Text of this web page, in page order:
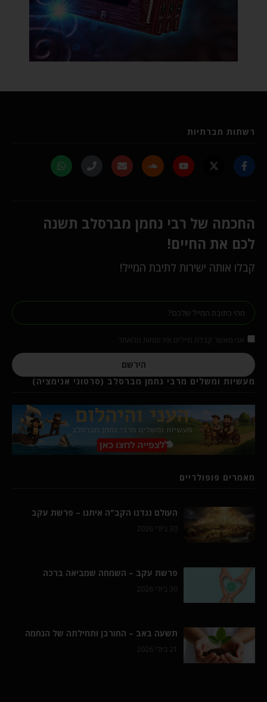
רשתות חברתיות
החכמה של רבי נחמן מברסלב תשנה
לכם את החיים!
קבלו אותה ישירות לתיבת המייל!
הירשם
מעשיות ומשלים מרבי נחמן מברסלב (סרטוני אנימציה)
מאמרים פופולריים
העולם נגדנו הקב"ה איתנו – פרשת עקב
30 ביולי 2026
פרשת עקב – השמחה שמביאה ברכה
30 ביולי 2026
תשעה באב – החורבן ותחילתה של הנחמה
21 ביולי 2026